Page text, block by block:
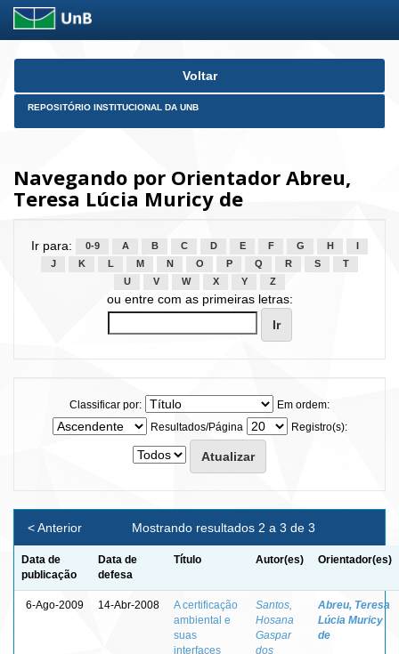
Skip
Voltar
REPOSITÓRIO INSTITUCIONAL DA UNB
Navegando por Orientador Abreu,
Teresa Lúcia Muricy de
Ir para: 0-9 A B C D E F G H
J
K L M N O P Q R S
T
U
V W X Y Z
ou entre com as primeiras letras:
Classificar por:
Em ordem:
Resultados/Página
Registro(s):
Mostrando resultados 2 a 3 de 3
< Anterior
Data de
publicação
Data de
defesa
Título Autor(es) Orientador(es)
6-Ago-2009 14-Abr-2008
A certificação
ambiental e
suas
interfaces
Santos,
Hosana
Gaspar
dos
Abreu, Teresa
Lúcia Muricy
de